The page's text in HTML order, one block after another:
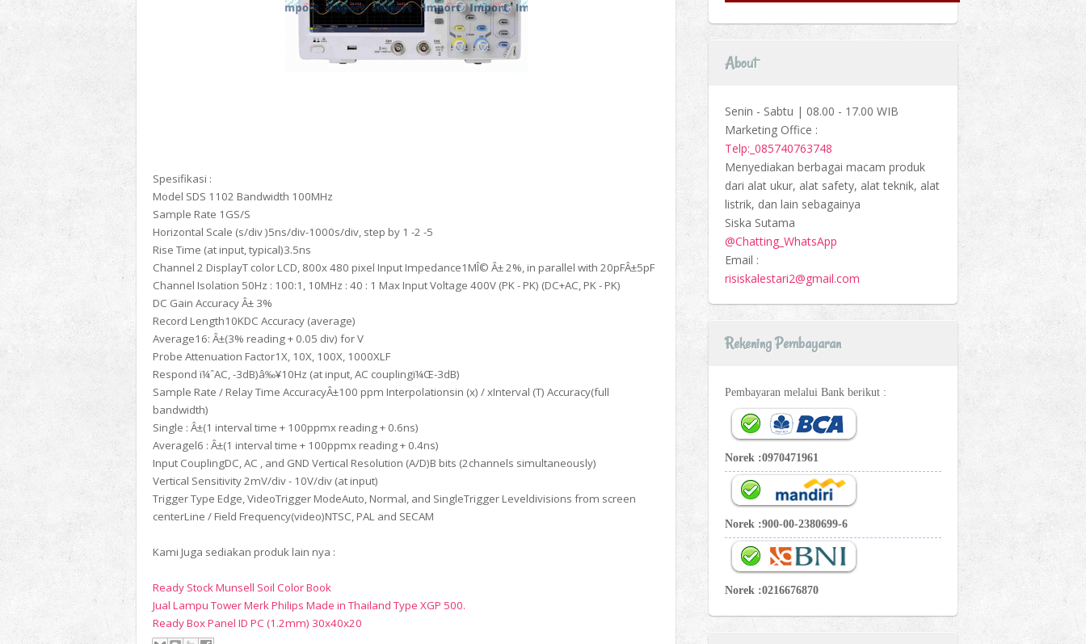
Spesifikasi :
Model SDS 1102 Bandwidth 100MHz
Sample Rate 1GS/S
Horizontal Scale (s/div )5ns/div-1000s/div, step by 1 -2 -5
Rise Time (at input, typical)3.5ns
Channel 2 DisplayT color LCD, 800x 480 pixel Input Impedance1MÎ© Â± 2%, in parallel with 20pFÂ±5pF
Channel Isolation 50Hz : 100:1, 10MHz : 40 : 1 Max Input Voltage 400V (PK - PK) (DC+AC, PK - PK)
DC Gain Accuracy Â± 3%
Record Length10KDC Accuracy (average)
Average16: Â±(3% reading + 0.05 div) for V
Probe Attenuation Factor1X, 10X, 100X, 1000XLF
Respond ï¼ˆAC, -3dB)â‰¥10Hz (at input, AC couplingï¼Œ-3dB)
Sample Rate / Relay Time AccuracyÂ±100 ppm Interpolationsin (x) / xInterval (T) Accuracy(full
bandwidth)
Single : Â±(1 interval time + 100ppmx reading + 0.6ns)
Averagel6 : Â±(1 interval time + 100ppmx reading + 0.4ns)
Input CouplingDC, AC , and GND Vertical Resolution (A/D)B bits (2channels simultaneously)
Vertical Sensitivity 2mV/div - 10V/div (at input)
Trigger Type Edge, VideoTrigger ModeAuto, Normal, and SingleTrigger Leveldivisions from screen
centerLine / Field Frequency(video)NTSC, PAL and SECAM
Kami Juga sediakan produk lain nya :
Ready Stock Munsell Soil Color Book
Jual Lampu Tower Merk Philips Made in Thailand Type XGP 500.
Ready Box Panel ID PC (1.2mm) 30x40x20
About
Senin - Sabtu | 08.00 - 17.00 WIB
Marketing Office :
Telp:_085740763748
Menyediakan berbagai macam produk
dari alat ukur, alat safety, alat teknik, alat
listrik, dan lain sebagainya
Siska Sutama
@Chatting_WhatsApp
Email :
risiskalestari2@gmail.com
Rekening Pembayaran
Pembayaran melalui Bank berikut :
Norek :0970471961
Norek :900-00-2380699-6
Norek :0216676870